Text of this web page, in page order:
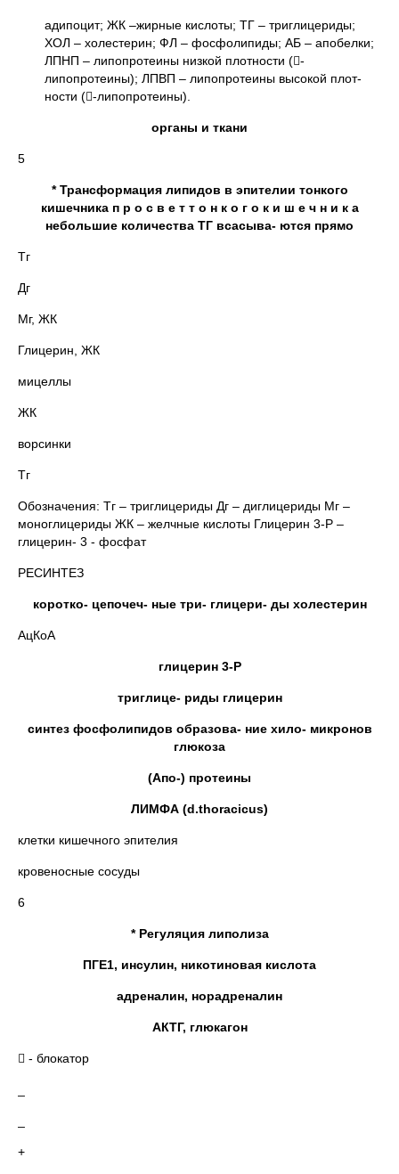
адипоцит; ЖК –жирные кислоты; ТГ – триглицериды;
ХОЛ – холестерин; ФЛ – фосфолипиды; АБ – апобелки;
ЛПНП – липопротеины низкой плотности (-
липопротеины); ЛПВП – липопротеины высокой плот-
ности (-липопротеины).
органы и ткани
5
* Трансформация липидов в эпителии тонкого
кишечника п р о с в е т т о н к о г о к и ш е ч н и к а
небольшие количества ТГ всасыва- ются прямо
Тг
Дг
Мг, ЖК
Глицерин, ЖК
мицеллы
ЖК
ворсинки
Тг
Обозначения: Тг – триглицериды Дг – диглицериды Мг –
моноглицериды ЖК – желчные кислоты Глицерин 3-Р –
глицерин- 3 - фосфат
РЕСИНТЕЗ
коротко- цепочеч- ные три- глицери- ды холестерин
АцКоА
глицерин 3-Р
триглице- риды глицерин
синтез фосфолипидов образова- ние хило- микронов
глюкоза
(Апо-) протеины
ЛИМФА (d.thoracicus)
клетки кишечного эпителия
кровеносные сосуды
6
* Регуляция липолиза
ПГЕ1, инсулин, никотиновая кислота
адреналин, норадреналин
АКТГ, глюкагон
 - блокатор
+